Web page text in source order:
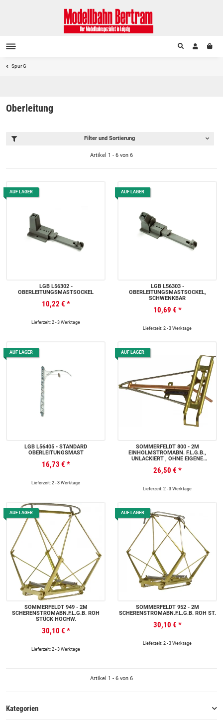
Spur G
Oberleitung
Filter und Sortierung
Artikel 1 - 6 von 6
AUF LAGER
LGB L56302 -
OBERLEITUNGSMASTSOCKEL
10,22 € *
Lieferzeit: 2 - 3 Werktage
AUF LAGER
LGB L56303 -
OBERLEITUNGSMASTSOCKEL,
SCHWENKBAR
10,69 € *
Lieferzeit: 2 - 3 Werktage
AUF LAGER
LGB L56405 - STANDARD
OBERLEITUNGSMAST
16,73 € *
Lieferzeit: 2 - 3 Werktage
AUF LAGER
SOMMERFELDT 800 - 2M
EINHOLMSTROMABN. F.L.G.B.,
UNLACKIERT , OHNE EIGENE
26,50 € *
Lieferzeit: 2 - 3 Werktage
AUF LAGER
SOMMERFELDT 949 - 2M
SCHERENSTROMABN.F.L.G.B. ROH
STÜCK HOCHW.
30,10 € *
Lieferzeit: 2 - 3 Werktage
AUF LAGER
SOMMERFELDT 952 - 2M
SCHERENSTROMABN.F.L.G.B. ROH ST.
30,10 € *
Lieferzeit: 2 - 3 Werktage
Artikel 1 - 6 von 6
Kategorien